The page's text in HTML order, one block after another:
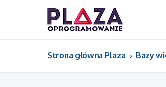
Strona główna Plaza Bazy